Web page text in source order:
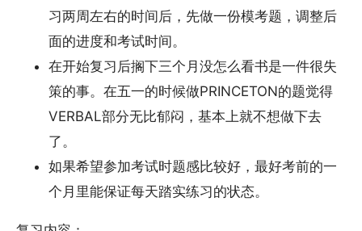
习两周左右的时间后，先做一份模考题，调整后
面的进度和考试时间。
在开始复习后搁下三个月没怎么看书是一件很失
策的事。在五一的时候做PRINCETON的题觉得
VERBAL部分无比郁闷，基本上就不想做下去
了。
如果希望参加考试时题感比较好，最好考前的一
个月里能保证每天踏实练习的状态。